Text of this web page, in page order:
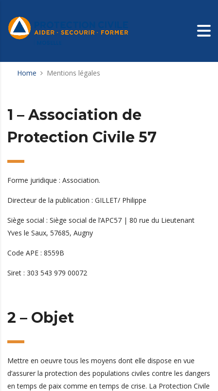
Home Mentions légales
1 – Association de
Protection Civile 57
Forme juridique : Association.
Directeur de la publication : GILLET/ Philippe
Siège social : Siège social de l’APC57 | 80 rue du Lieutenant
Yves le Saux, 57685, Augny
Code APE : 8559B
Siret : 303 543 979 00072
2 – Objet
Mettre en oeuvre tous les moyens dont elle dispose en vue
d’assurer la protection des populations civiles contre les dangers
en temps de paix comme en temps de crise. La Protection Civile